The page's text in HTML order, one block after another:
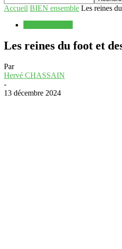
Accueil BIEN ensemble Les reines
Les reines du foot et
Par
Hervé CHASSAIN
-
13 décembre 2024